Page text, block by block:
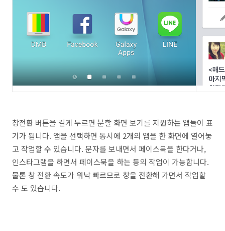
창전환 버튼을 길게 누르면 분할 화면 보기를 지원하는 앱들이 표
기가 됩니다. 앱을 선택하면 동시에 2개의 앱을 한 화면에 열어놓
고 작업할 수 있습니다. 문자를 보내면서 페이스북을 한다거나,
인스타그램을 하면서 페이스북을 하는 등의 작업이 가능합니다.
물론 창 전환 속도가 워낙 빠르므로 창을 전환해 가면서 작업할
수 도 있습니다.